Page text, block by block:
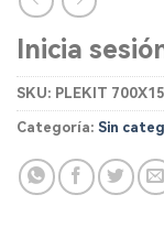
Inicia
SKU: PLEKIT
Categoría: Sin